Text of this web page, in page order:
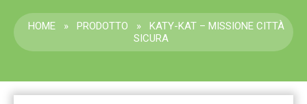
HOME » PRODOTTO »
KATY-KAT – MISSIONE CITTÀ
SICURA